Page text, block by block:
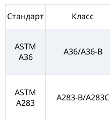
Стандарт Класс
ASTM
A36
A36/A36-B
ASTM
A283
A283-B/A283C